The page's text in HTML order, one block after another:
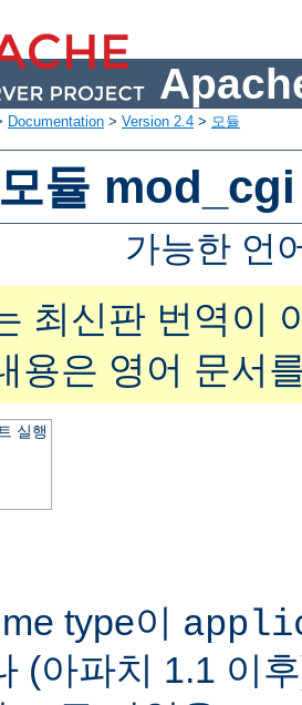
Documentation > Version 2.4 > 모듈
듈 mod_cgi
가능한 언
최신판 번역이
용은 영어 문서
실행
type이
(아파치 1.1 이